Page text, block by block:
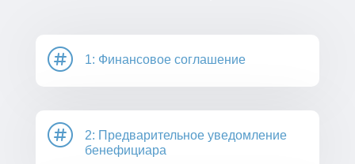
 1: Финансовое соглашение

2: Предварительное уведомление
бенефициара